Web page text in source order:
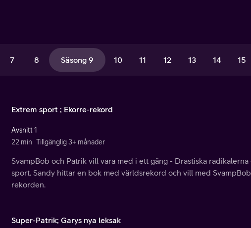
7 8 Säsong 9 10 11 12 13 14 15
Extrem sport ; Ekorre-rekord
Avsnitt 1
22 min Tillgänglig 3+ månader
SvampBob och Patrik vill vara med i ett gäng - Drastiska
sport. Sandy hittar en bok med världsrekord och vill med
rekorden.
Super-Patrik; Garys nya leksak